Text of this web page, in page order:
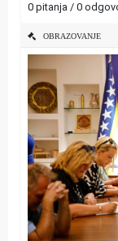
0 pitanja / 0
OBRAZOVANJE